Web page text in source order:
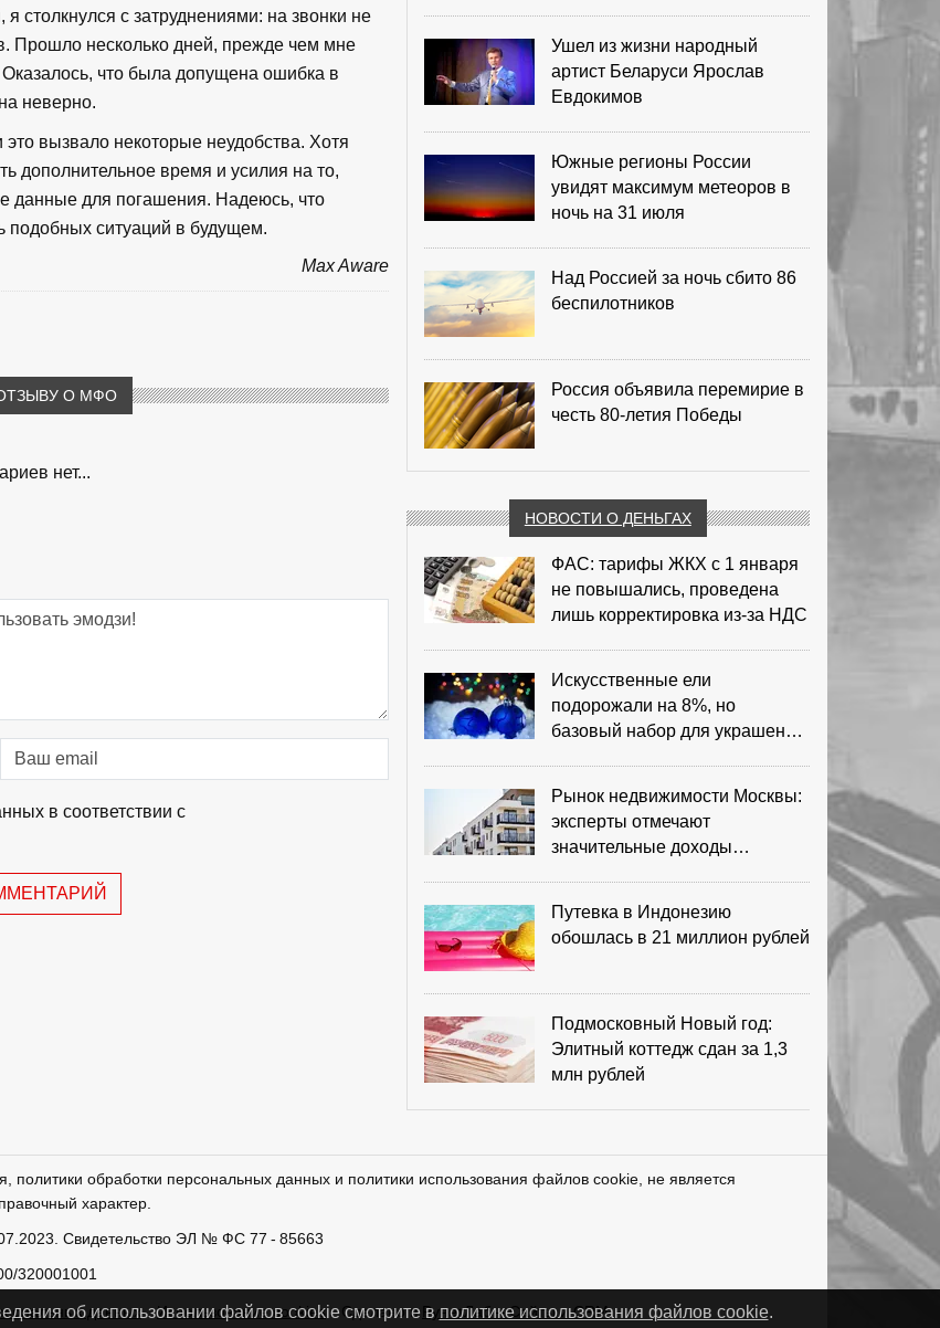
столкнулся с затруднениями: на звонки не
Прошло несколько дней, прежде чем мне
что была допущена ошибка в
неверно.
вызвало некоторые неудобства. Хотя
дополнительное время и усилия на то,
данные для погашения. Надеюсь, что
подобных ситуаций в будущем.
Max Aware
О МФО
нет...
в соответствии с
Ушел из жизни народный
артист Беларуси Ярослав
Евдокимов
Южные регионы России
увидят максимум метеоров в
ночь на 31 июля
Над Россией за ночь сбито 86
беспилотников
Россия объявила перемирие в
честь 80-летия Победы
НОВОСТИ О ДЕНЬГАХ
ФАС: тарифы ЖКХ с 1 января
не повышались, проведена
лишь корректировка из‑за НДС
Искусственные ели
подорожали на 8%, но
базовый набор для украшения
Рынок недвижимости Москвы:
эксперты отмечают
значительные доходы
Путевка в Индонезию
обошлась в 21 миллион рублей
Подмосковный Новый год:
Элитный коттедж сдан за 1,3
млн рублей
политики обработки персональных данных и политики использования файлов cookie, не является
характер.
Свидетельство ЭЛ № ФС 77 - 85663
320001001
данных Использование cookies Сделано вРунетЛаб – Сайты и CRM
об использовании файлов cookie смотрите вполитике использования файлов cookie.